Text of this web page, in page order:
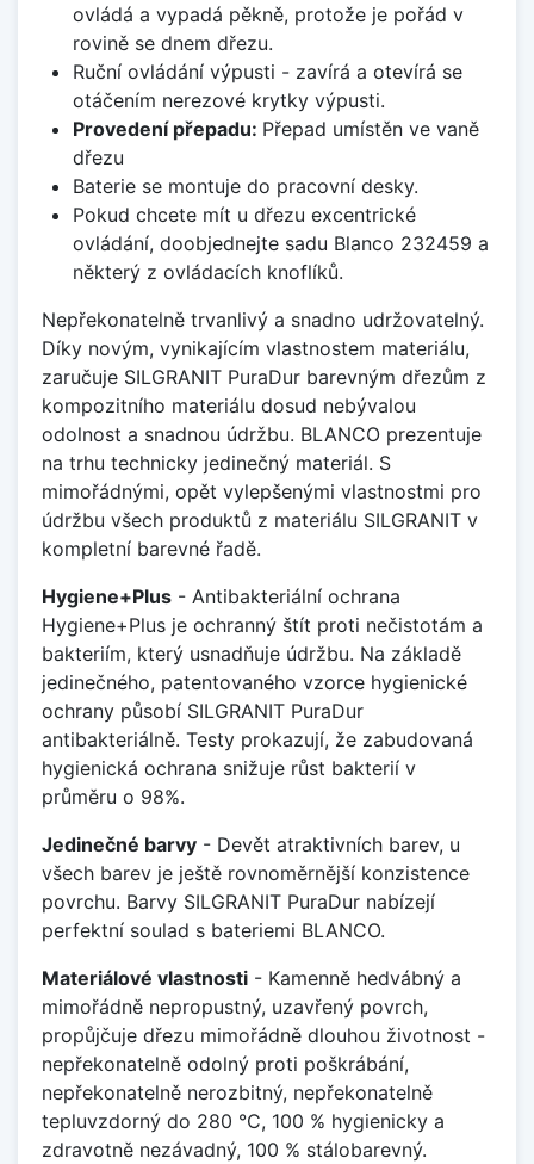
ovládá a vypadá pěkně, protože je pořád v
rovině se dnem dřezu.
Ruční ovládání výpusti - zavírá a otevírá se
otáčením nerezové krytky výpusti.
Provedení přepadu: Přepad umístěn ve vaně
dřezu
Baterie se montuje do pracovní desky.
Pokud chcete mít u dřezu excentrické
ovládání, doobjednejte sadu Blanco 232459 a
některý z ovládacích knoflíků.
Nepřekonatelně trvanlivý a snadno udržovatelný.
Díky novým, vynikajícím vlastnostem materiálu,
zaručuje SILGRANIT PuraDur barevným dřezům z
kompozitního materiálu dosud nebývalou
odolnost a snadnou údržbu. BLANCO prezentuje
na trhu technicky jedinečný materiál. S
mimořádnými, opět vylepšenými vlastnostmi pro
údržbu všech produktů z materiálu SILGRANIT v
kompletní barevné řadě.
Hygiene+Plus - Antibakteriální ochrana
Hygiene+Plus je ochranný štít proti nečistotám a
bakteriím, který usnadňuje údržbu. Na základě
jedinečného, patentovaného vzorce hygienické
ochrany působí SILGRANIT PuraDur
antibakteriálně. Testy prokazují, že zabudovaná
hygienická ochrana snižuje růst bakterií v
průměru o 98%.
Jedinečné barvy - Devět atraktivních barev, u
všech barev je ještě rovnoměrnější konzistence
povrchu. Barvy SILGRANIT PuraDur nabízejí
perfektní soulad s bateriemi BLANCO.
Materiálové vlastnosti - Kamenně hedvábný a
mimořádně nepropustný, uzavřený povrch,
propůjčuje dřezu mimořádně dlouhou životnost -
nepřekonatelně odolný proti poškrábání,
nepřekonatelně nerozbitný, nepřekonatelně
tepluvzdorný do 280 °C, 100 % hygienicky a
zdravotně nezávadný, 100 % stálobarevný.